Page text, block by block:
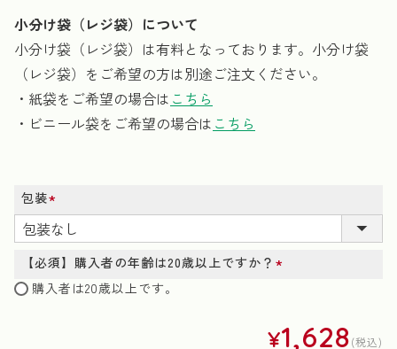
小分け袋（レジ袋）について
小分け袋（レジ袋）は有料となっております。小分け袋
（レジ袋）をご希望の方は別途ご注文ください。
・紙袋をご希望の場合は こちら
・ビニール袋をご希望の場合は こちら
包装
(必
須)
【必須】購入者の年齢は20歳以上ですか？
購入者は20歳以上です。
¥1,628 税込